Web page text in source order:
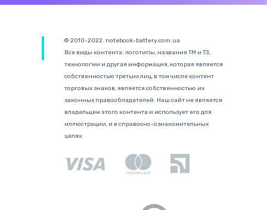
© 2010-2022. notebook-battery.com.ua
Все виды контента: логотипы, названия ТМ и ТЗ,
технологии и другая информация, которая является
собственностью третьих лиц, в том числе контент
торговых знаков, является собственностью их
законных правообладателей. Наш сайт не является
владельцем этого контента и использует его для
иллюстрации, и в справочно-ознакомительных
целях.